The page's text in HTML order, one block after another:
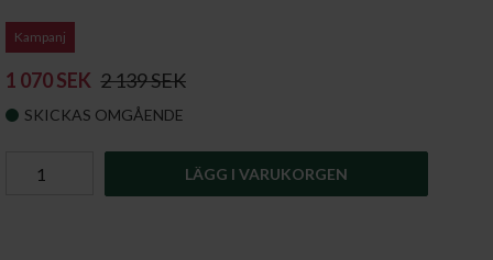
Kampanj
1 070 SEK 2 139 SEK
SKICKAS OMGÅENDE
LÄGG I VARUKORGEN